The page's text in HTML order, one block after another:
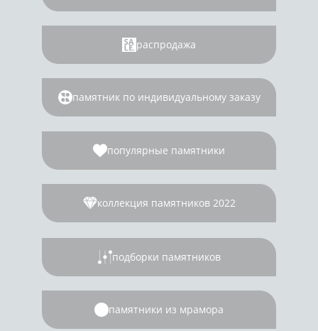
распродажа
памятник по индивидуальному заказу
популярные памятники
коллекция памятников 2022
подборки памятников
памятники из мрамора